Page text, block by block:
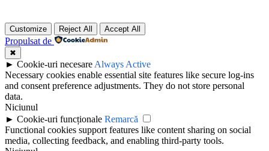
Customize Reject All Accept All
Propulsat de
✖
► Cookie-uri necesare Always Active
Necessary cookies enable essential site features like secure log-ins
and consent preference adjustments. They do not store personal
data.
Niciunul
► Cookie-uri funcționale Remarcă
Functional cookies support features like content sharing on social
media, collecting feedback, and enabling third-party tools.